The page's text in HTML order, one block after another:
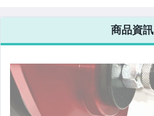
改裝=光圈魚眼大燈.一般魚眼大燈
手工改=3D/CCFL/COB光圈魚眼大燈
客製=光圈魚眼導光條日行燈系列
超薄型HID氙氣燈泡.大燈燈泡
商品資訊